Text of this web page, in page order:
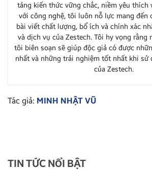
tảng kiến thức vững chắc, niềm yêu thích
với công nghệ, tôi luôn nỗ lực mang đến
bài viết chất lượng, bổ ích và chính xác
và dịch vụ của Zestech. Tôi hy vọng rằng
tôi biên soạn sẽ giúp độc giả có được
nhất và những trải nghiệm tốt nhất khi sử
của Zestech.
Tác giả: MINH NHẬT VŨ
TIN TỨC NỔI BẬT